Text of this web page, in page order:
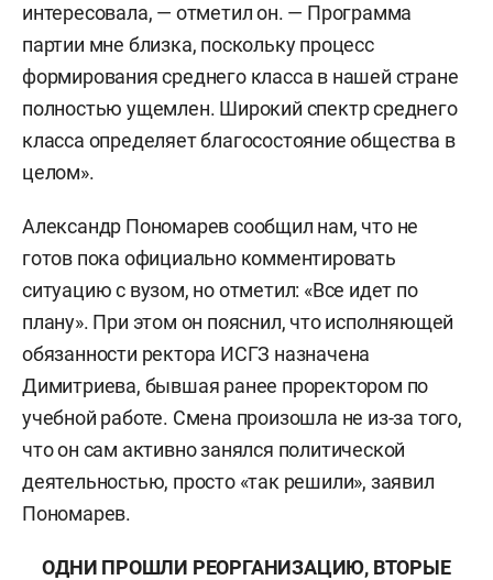
интересовала, — отметил он. — Программа
партии мне близка, поскольку процесс
формирования среднего класса в нашей стране
полностью ущемлен. Широкий спектр среднего
класса определяет благосостояние общества в
целом».
Александр Пономарев сообщил нам, что не
готов пока официально комментировать
ситуацию с вузом, но отметил: «Все идет по
плану». При этом он пояснил, что исполняющей
обязанности ректора ИСГЗ назначена
Димитриева, бывшая ранее проректором по
учебной работе. Смена произошла не из-за того,
что он сам активно занялся политической
деятельностью, просто «так решили», заявил
Пономарев.
ОДНИ ПРОШЛИ РЕОРГАНИЗАЦИЮ, ВТОРЫЕ